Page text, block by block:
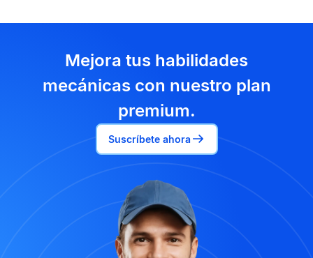
Mejora tus habilidades
mecánicas con nuestro plan
premium.
Suscríbete ahora